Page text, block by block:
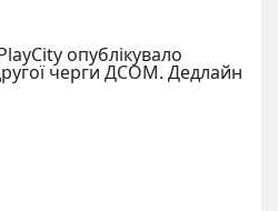
опублікувало
черги ДСОМ. Дедлайн